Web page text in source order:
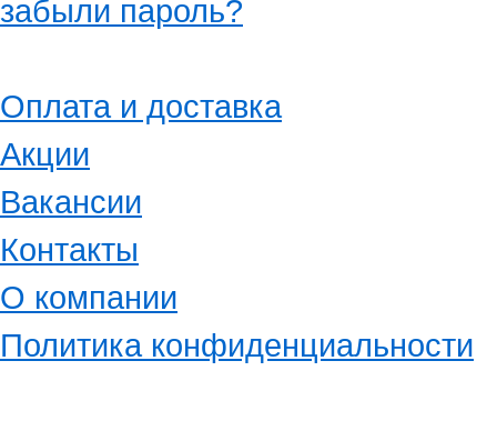
забыли пароль?
Оплата и доставка
Акции
Вакансии
Контакты
О компании
Политика конфиденциальности